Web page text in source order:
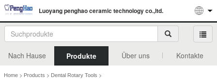
Luoyang penghao ceramic technology co.,ltd.
Nach Hause Produkte Über uns Kontakte
Home > Products > Dental Rotary Tools >